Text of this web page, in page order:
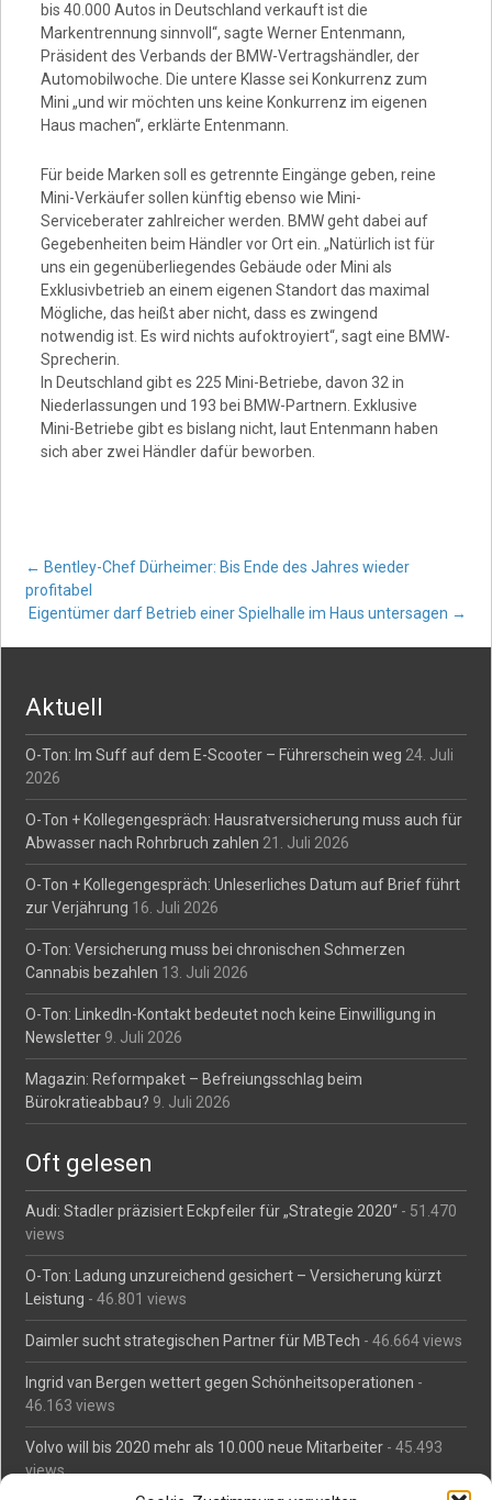
bis 40.000 Autos in Deutschland verkauft ist die
Markentrennung sinnvoll“, sagte Werner Entenmann,
Präsident des Verbands der BMW-Vertragshändler, der
Automobilwoche. Die untere Klasse sei Konkurrenz zum
Mini „und wir möchten uns keine Konkurrenz im eigenen
Haus machen“, erklärte Entenmann.
Für beide Marken soll es getrennte Eingänge geben, reine
Mini-Verkäufer sollen künftig ebenso wie Mini-
Serviceberater zahlreicher werden. BMW geht dabei auf
Gegebenheiten beim Händler vor Ort ein. „Natürlich ist für
uns ein gegenüberliegendes Gebäude oder Mini als
Exklusivbetrieb an einem eigenen Standort das maximal
Mögliche, das heißt aber nicht, dass es zwingend
notwendig ist. Es wird nichts aufoktroyiert“, sagt eine BMW-
Sprecherin.
In Deutschland gibt es 225 Mini-Betriebe, davon 32 in
Niederlassungen und 193 bei BMW-Partnern. Exklusive
Mini-Betriebe gibt es bislang nicht, laut Entenmann haben
sich aber zwei Händler dafür beworben.
Post
navigation
← Bentley-Chef Dürheimer: Bis Ende des Jahres wieder
profitabel
Eigentümer darf Betrieb einer Spielhalle im Haus untersagen →
Aktuell
O-Ton: Im Suff auf dem E-Scooter – Führerschein weg 24. Juli
2026
O-Ton + Kollegengespräch: Hausratversicherung muss auch für
Abwasser nach Rohrbruch zahlen 21. Juli 2026
O-Ton + Kollegengespräch: Unleserliches Datum auf Brief führt
zur Verjährung 16. Juli 2026
O-Ton: Versicherung muss bei chronischen Schmerzen
Cannabis bezahlen 13. Juli 2026
O-Ton: LinkedIn-Kontakt bedeutet noch keine Einwilligung in
Newsletter 9. Juli 2026
Magazin: Reformpaket – Befreiungsschlag beim
Bürokratieabbau? 9. Juli 2026
Oft gelesen
Audi: Stadler präzisiert Eckpfeiler für „Strategie 2020“ - 51.470
views
O-Ton: Ladung unzureichend gesichert – Versicherung kürzt
Leistung - 46.801 views
Daimler sucht strategischen Partner für MBTech - 46.664 views
Ingrid van Bergen wettert gegen Schönheitsoperationen -
46.163 views
Volvo will bis 2020 mehr als 10.000 neue Mitarbeiter - 45.493
views